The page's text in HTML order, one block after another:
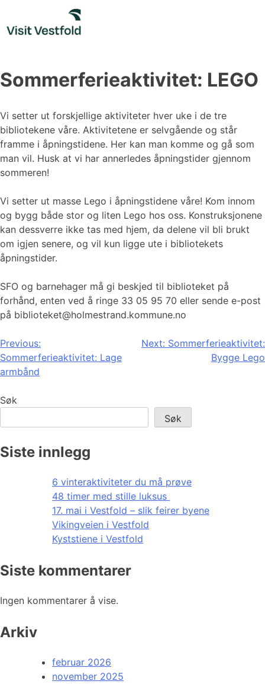
content
Sommerferieaktivitet: LEGO
Vi setter ut forskjellige aktiviteter hver uke i de tre
bibliotekene våre. Aktivitetene er selvgående og står
framme i åpningstidene. Her kan man komme og gå som
man vil. Husk at vi har annerledes åpningstider gjennom
sommeren!
Vi setter ut masse Lego i åpningstidene våre! Kom innom
og bygg både stor og liten Lego hos oss. Konstruksjonene
kan dessverre ikke tas med hjem, da delene vil bli brukt
om igjen senere, og vil kun ligge ute i bibliotekets
åpningstider.
SFO og barnehager må gi beskjed til biblioteket på
forhånd, enten ved å ringe 33 05 95 70 eller sende e-post
på biblioteket@holmestrand.kommune.no
Innleggsnavigasjon
Previous:
Sommerferieaktivitet: Lage
armbånd
Next: Sommerferieaktivitet:
Bygge Lego
Søk
Søk
Siste innlegg
6 vinteraktiviteter du må prøve
48 timer med stille luksus
17. mai i Vestfold – slik feirer byene
Vikingveien i Vestfold
Kyststiene i Vestfold
Siste kommentarer
Ingen kommentarer å vise.
Arkiv
februar 2026
november 2025